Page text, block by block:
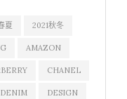
夏 2021秋冬
AMAZON
CHANEL
DENIM DESIGN